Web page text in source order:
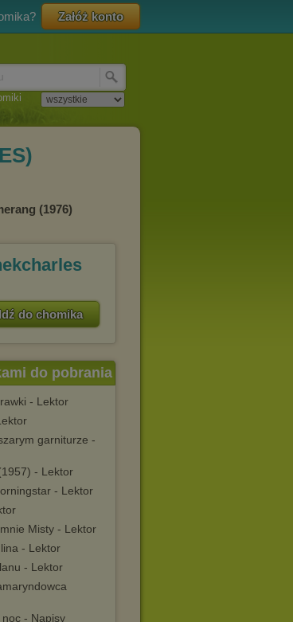
Załóż konto
(1976)
do chomika
do pobrania
- Lektor
garniturze -
- Lektor
- Lektor
Misty - Lektor
- Lektor
- Lektor
- Napisy